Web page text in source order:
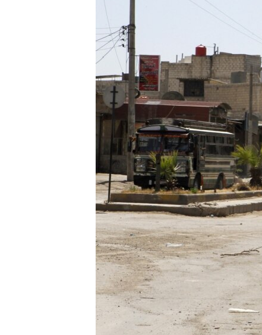
GENOCID U SREBRENICI
POPLAVE I KLIZIŠTA U BIH 2024.
TRI DECENIJE OD RATA U BIH
NASTANAK I RASPAD JUGOSLAVIJE